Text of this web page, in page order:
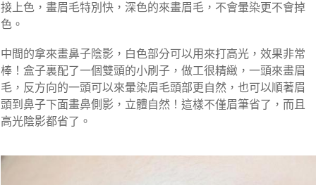
接上色，畫眉毛特別快，深色的來畫眉毛，不會暈染更不會掉
色。
中間的拿來畫鼻子陰影，白色部分可以用來打高光，效果非常
棒！盒子裏配了一個雙頭的小刷子，做工很精緻，一頭來畫眉
毛，反方向的一頭可以來暈染眉毛頭部更自然，也可以順著眉
頭到鼻子下面畫鼻側影，立體自然！這樣不僅眉筆省了，而且
高光陰影都省了。